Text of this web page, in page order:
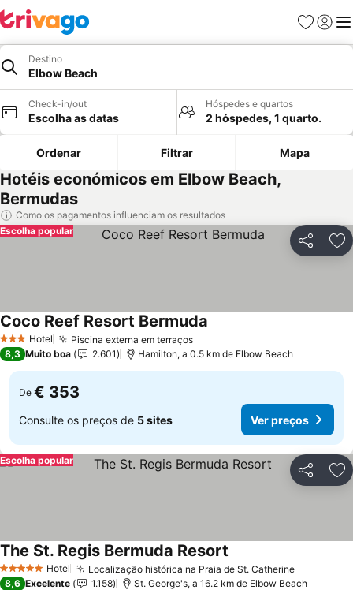
Favoritos
Iniciar
Destino
Elbow Beach
Check-in/out
Escolha as datas
Hóspedes e quartos
2 hóspedes, 1 quarto.
Ordenar Filtrar Mapa
Hotéis económicos em Elbow Beach,
Bermudas
Como os pagamentos influenciam os resultados
Partilhar
Escolha popular
3 EstrelasHotel Piscina externa em terraços
Coco Reef Resort Bermuda
8,3 Muito boa 2.601 Hamilton, a 0.5 km de Elbow Beach
De € 353
Consulte os preços de 5 sites Ver preços
Partilhar
Escolha popular
5 Estrelas Hotel Localização histórica na Praia de St. Catherine
The St. Regis Bermuda Resort
8,6 Excelente 1.158 St. George's, a 16.2 km de Elbow Beach